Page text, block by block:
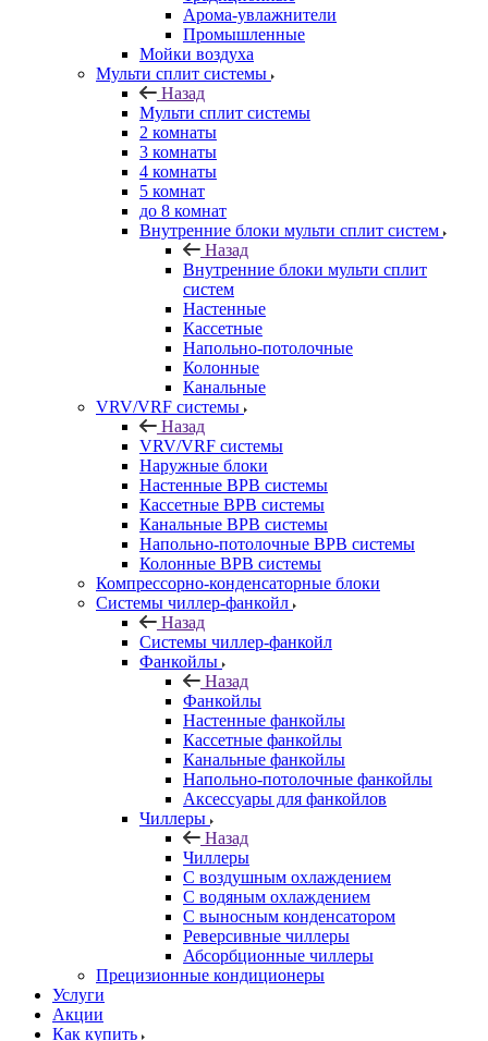
Арома-увлажнители
Промышленные
Мойки воздуха
Мульти сплит системы
Назад
Мульти сплит системы
2 комнаты
3 комнаты
4 комнаты
5 комнат
до 8 комнат
Внутренние блоки мульти сплит систем
Назад
Внутренние блоки мульти сплит
систем
Настенные
Кассетные
Напольно-потолочные
Колонные
Канальные
VRV/VRF системы
Назад
VRV/VRF системы
Наружные блоки
Настенные ВРВ системы
Кассетные ВРВ системы
Канальные ВРВ системы
Напольно-потолочные ВРВ системы
Колонные ВРВ системы
Компрессорно-конденсаторные блоки
Системы чиллер-фанкойл
Назад
Системы чиллер-фанкойл
Фанкойлы
Назад
Фанкойлы
Настенные фанкойлы
Кассетные фанкойлы
Канальные фанкойлы
Напольно-потолочные фанкойлы
Аксессуары для фанкойлов
Чиллеры
Назад
Чиллеры
С воздушным охлаждением
С водяным охлаждением
С выносным конденсатором
Реверсивные чиллеры
Абсорбционные чиллеры
Прецизионные кондиционеры
Услуги
Акции
Как купить